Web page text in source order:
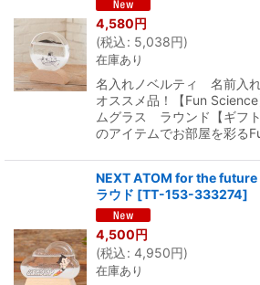
4,580円
(税込: 5,038円)
在庫あり
名入れノベルティ 名前入
オススメ品！【Fun
ムグラス ラウンド【ギフ
のアイテムでお部屋を彩る
NEXT ATOM for the future
ラウド [TT-153-333274]
4,500円
(税込: 4,950円)
在庫あり